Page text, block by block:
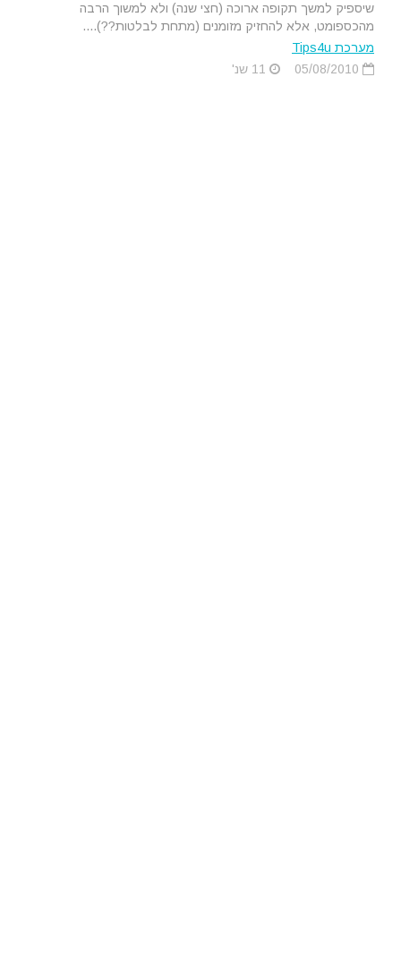
שיספיק למשך תקופה ארוכה (חצי שנה) ולא למשוך הרבה
מהכספומט, אלא להחזיק מזומנים (מתחת לבלטות??)....
מערכת Tips4u